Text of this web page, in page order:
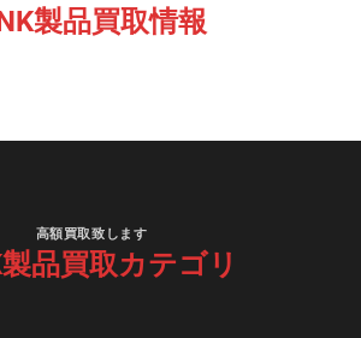
製品買取情報
高額買取致します
品買取カテゴリ